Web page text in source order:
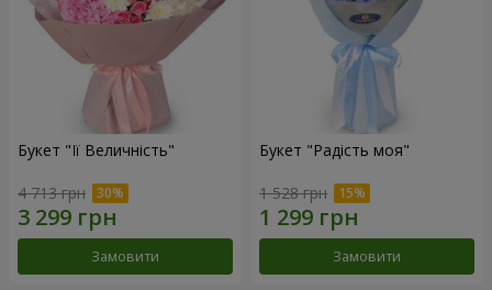
Букет "Її Величність"
4 713 грн
Замовити
Букет "Радість моя"
1 528 грн
Замовити